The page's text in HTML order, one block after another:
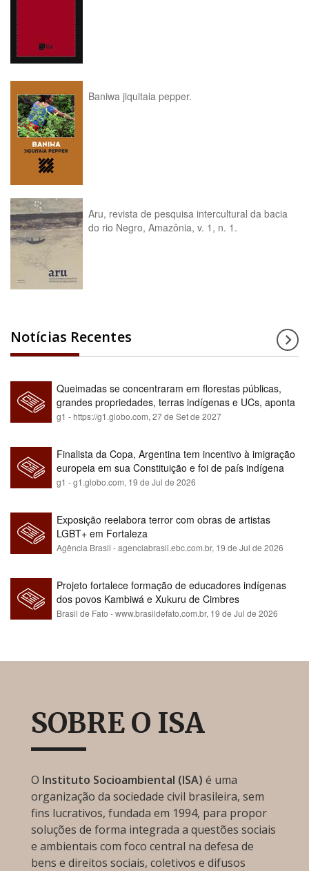
Baniwa jiquitaia pepper.
Aru, revista de pesquisa intercultural da bacia
do rio Negro, Amazônia, v. 1, n. 1.
Notícias Recentes
Queimadas se concentraram em florestas públicas,
grandes propriedades, terras indígenas e UCs, aponta
relatório
g1 - https://g1.globo.com, 27 de Set de 2027
Finalista da Copa, Argentina tem incentivo à imigração
europeia em sua Constituição e foi de país indígena
para maioria branca
g1 - g1.globo.com, 19 de Jul de 2026
Exposição reelabora terror com obras de artistas
LGBT+ em Fortaleza
Agência Brasil - agenciabrasil.ebc.com.br, 19 de Jul de 2026
Projeto fortalece formação de educadores indígenas
dos povos Kambiwá e Xukuru de Cimbres
Brasil de Fato - www.brasildefato.com.br, 19 de Jul de 2026
SOBRE O ISA
O Instituto Socioambiental (ISA) é uma
organização da sociedade civil brasileira, sem
fins lucrativos, fundada em 1994, para propor
soluções de forma integrada a questões sociais
e ambientais com foco central na defesa de
bens e direitos sociais, coletivos e difusos